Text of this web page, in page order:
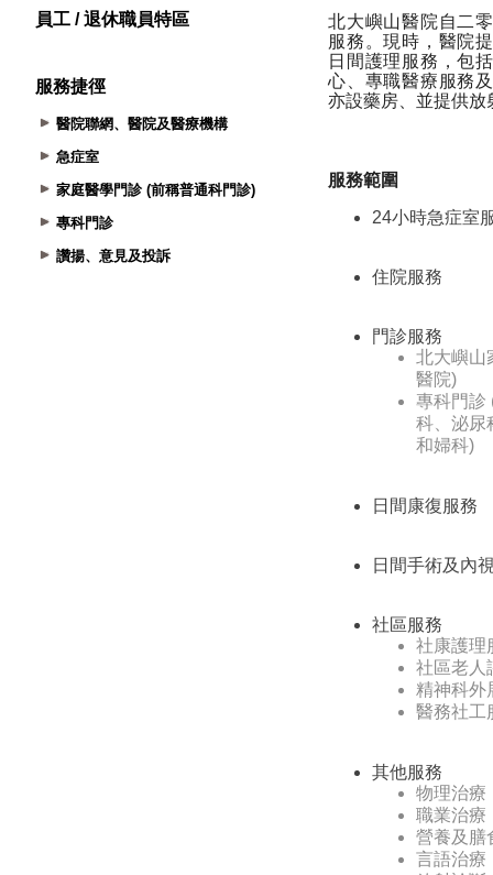
員工 / 退休職員特區
服務捷徑
醫院聯網、醫院及醫療機構
急症室
家庭醫學門診 (前稱普通科門診)
專科門診
讚揚、意見及投訴